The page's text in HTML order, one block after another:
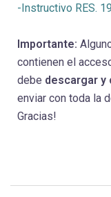
-Instructivo RES.
Importante:
contienen el
debe descargar y
enviar con toda la
Gracias!